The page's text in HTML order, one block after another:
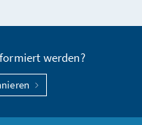
werden?